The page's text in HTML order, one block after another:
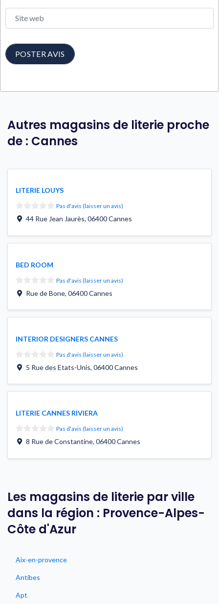
Autres magasins de literie proche
de : Cannes
LITERIE LOUYS
Pas d'avis (laisser un avis)
44 Rue Jean Jaurès, 06400 Cannes
BED ROOM
Pas d'avis (laisser un avis)
Rue de Bone, 06400 Cannes
INTERIOR DESIGNERS CANNES
Pas d'avis (laisser un avis)
5 Rue des Etats-Unis, 06400 Cannes
LITERIE CANNES RIVIERA
Pas d'avis (laisser un avis)
8 Rue de Constantine, 06400 Cannes
Les magasins de literie par ville
dans la région : Provence-Alpes-
Côte d'Azur
Aix-en-provence
Antibes
Apt